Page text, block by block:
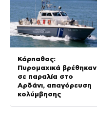
Κάρπαθος:
Πυρομαχικά βρέθηκαν
σε παραλία στο
Αρδάνι, απαγόρευση
κολύμβησης